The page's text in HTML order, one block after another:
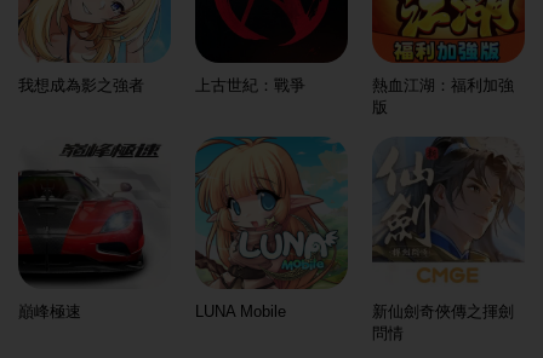
我想成為影之強者 上古世紀：戰爭
熱血江湖：福利加強
版
巔峰極速 LUNA Mobile
新仙劍奇俠傳之揮劍
問情